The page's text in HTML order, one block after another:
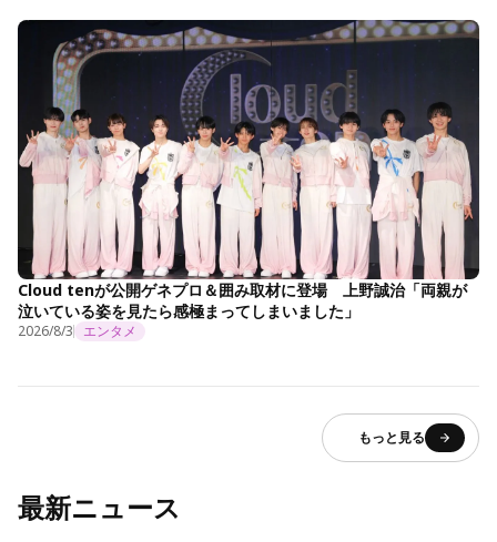
Cloud tenが公開ゲネプロ＆囲み取材に登場 上野誠治「両親が
泣いている姿を見たら感極まってしまいました」
2026/8/3 エンタメ
もっと見る
最新ニュース